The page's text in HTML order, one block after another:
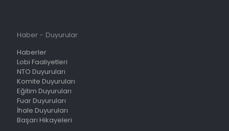
Haber - Duyurular
Haberler
Lobi Faaliyetleri
NTO Duyuruları
Komite Duyuruları
Eğitim Duyuruları
Fuar Duyuruları
İhale Duyuruları
Başarı Hikayeleri